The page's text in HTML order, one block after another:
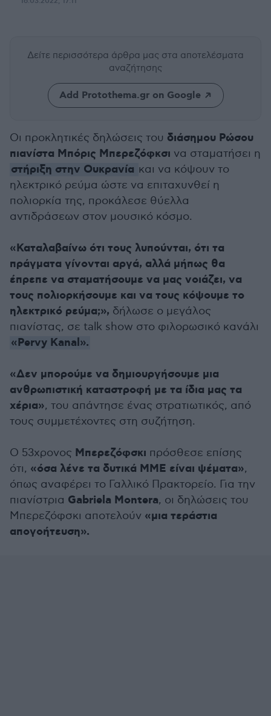
Δείτε περισσότερα άρθρα μας στα αποτελέσματα
αναζήτησης
Add Protothema.gr on Google
Οι προκλητικές δηλώσεις του διάσημου Ρώσου
πιανίστα Μπόρις Μπερεζόφκσι να σταματήσει η
στήριξη στην Ουκρανία και να κόψουν το
ηλεκτρικό ρεύμα ώστε να επιταχυνθεί η
πολιορκία της, προκάλεσε θύελλα
αντιδράσεων στον μουσικό κόσμο.
«Καταλαβαίνω ότι τους λυπούνται, ότι τα
πράγματα γίνονται αργά, αλλά μήπως θα
έπρεπε να σταματήσουμε να μας νοιάζει, να
τους πολιορκήσουμε και να τους κόψουμε το
ηλεκτρικό ρεύμα;», δήλωσε ο μεγάλος
πιανίστας, σε talk show στο φιλορωσικό κανάλι
«Pervy Kanal».
«Δεν μπορούμε να δημιουργήσουμε μια
ανθρωπιστική καταστροφή με τα ίδια μας τα
χέρια», του απάντησε ένας στρατιωτικός, από
τους συμμετέχοντες στη συζήτηση.
Ο 53χρονος Μπερεζόφσκι πρόσθεσε επίσης
ότι, «όσα λένε τα δυτικά ΜΜΕ είναι ψέματα»,
όπως αναφέρει το Γαλλικό Πρακτορείο. Για την
πιανίστρια Gabriela Montera, οι δηλώσεις του
Μπερεζόφσκι αποτελούν «μια τεράστια
απογοήτευση».